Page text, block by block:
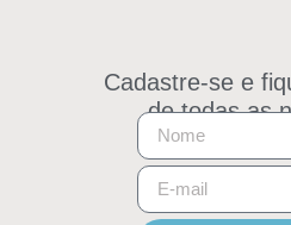
Cadastre-se e
de todas as